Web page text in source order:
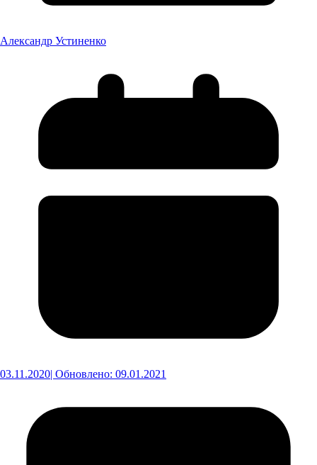
Александр Устиненко
03.11.2020| Обновлено: 09.01.2021